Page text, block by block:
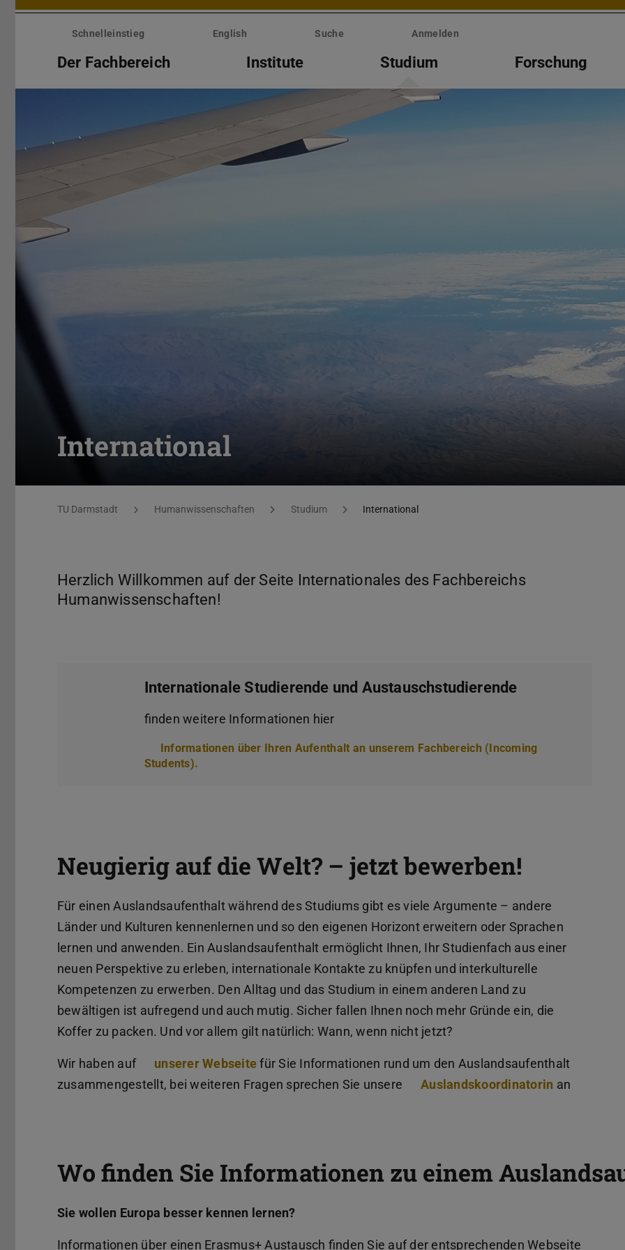
Menü
überspringenSchnelleinstieg English Suche Anmelden
Der Fachbereich Institute Studium Forschung
International
Sie befinden sich hier:
TU Darmstadt Humanwissenschaften Studium International
Herzlich Willkommen auf der Seite Internationales des Fachbereichs
Humanwissenschaften!
Internationale Studierende und Austauschstudierende
finden weitere Informationen hier
Informationen über Ihren Aufenthalt an unserem Fachbereich (Incoming
Students).
Neugierig auf die Welt? – jetzt bewerben!
Für einen Auslandsaufenthalt während des Studiums gibt es viele Argumente – andere
Länder und Kulturen kennenlernen und so den eigenen Horizont erweitern oder Sprachen
lernen und anwenden. Ein Auslandsaufenthalt ermöglicht Ihnen, Ihr Studienfach aus einer
neuen Perspektive zu erleben, internationale Kontakte zu knüpfen und interkulturelle
Kompetenzen zu erwerben. Den Alltag und das Studium in einem anderen Land zu
bewältigen ist aufregend und auch mutig. Sicher fallen Ihnen noch mehr Gründe ein, die
Koffer zu packen. Und vor allem gilt natürlich: Wann, wenn nicht jetzt?
Wir haben auf unserer Webseitefür Sie Informationen rund um den Auslandsaufenthalt
zusammengestellt, bei weiteren Fragen sprechen Sie unsere
Auslandskoordinatorin an
Wo finden Sie Informationen zu einem
Sie wollen Europa besser kennen lernen?
Informationen über einen Erasmus+ Austausch finden Sie auf der entsprechenden Webseite